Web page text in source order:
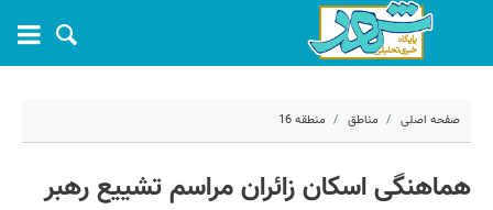
صفحه اصلی مناطق منطقه 16
هماهنگی اسکان زائران مراسم تشییع رهبر